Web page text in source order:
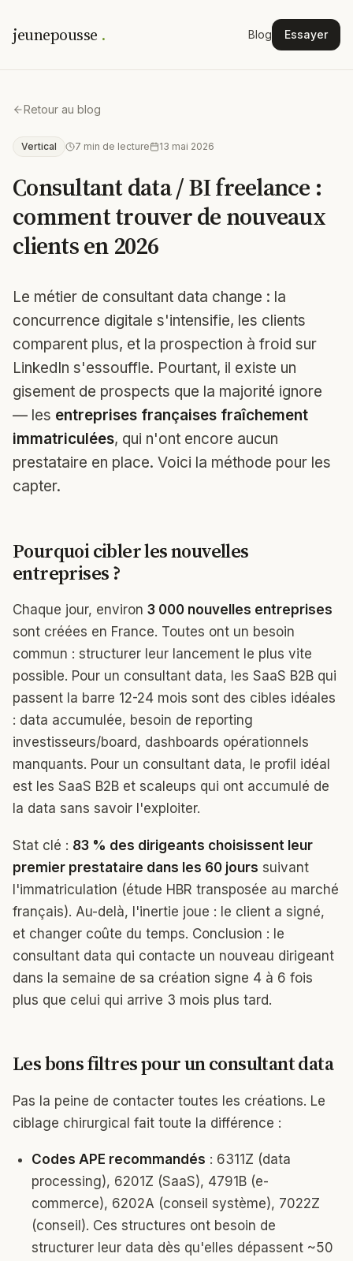
jeunepousse . Blog Essayer
Retour au blog
Vertical 7 min de lecture 13 mai 2026
Consultant data / BI freelance :
comment trouver de nouveaux
clients en 2026
Le métier de consultant data change : la
concurrence digitale s'intensifie, les clients
comparent plus, et la prospection à froid sur
LinkedIn s'essouffle. Pourtant, il existe un
gisement de prospects que la majorité ignore
— les entreprises françaises fraîchement
immatriculées, qui n'ont encore aucun
prestataire en place. Voici la méthode pour les
capter.
Pourquoi cibler les nouvelles
entreprises ?
Chaque jour, environ 3 000 nouvelles entreprises
sont créées en France. Toutes ont un besoin
commun : structurer leur lancement le plus vite
possible. Pour un consultant data, les SaaS B2B qui
passent la barre 12-24 mois sont des cibles idéales
: data accumulée, besoin de reporting
investisseurs/board, dashboards opérationnels
manquants. Pour un consultant data, le profil idéal
est les SaaS B2B et scaleups qui ont accumulé de
la data sans savoir l'exploiter.
Stat clé : 83 % des dirigeants choisissent leur
premier prestataire dans les 60 jours suivant
l'immatriculation (étude HBR transposée au marché
français). Au-delà, l'inertie joue : le client a signé,
et changer coûte du temps. Conclusion : le
consultant data qui contacte un nouveau dirigeant
dans la semaine de sa création signe 4 à 6 fois
plus que celui qui arrive 3 mois plus tard.
Les bons filtres pour un consultant data
Pas la peine de contacter toutes les créations. Le
ciblage chirurgical fait toute la différence :
Codes APE recommandés : 6311Z (data
processing), 6201Z (SaaS), 4791B (e-
commerce), 6202A (conseil système), 7022Z
(conseil). Ces structures ont besoin de
structurer leur data dès qu'elles dépassent ~50